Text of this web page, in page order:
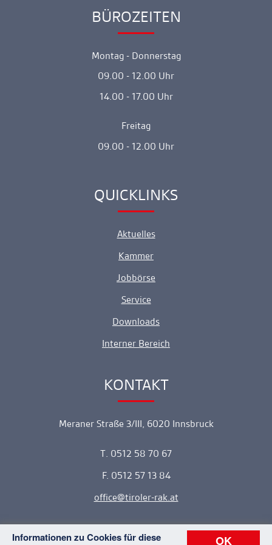
OK
Informationen zu Cookies für diese
Ankerlink
BÜROZEITEN
Montag - Donnerstag
09.00 - 12.00 Uhr
14.00 - 17.00 Uhr
Freitag
09.00 - 12.00 Uhr
Ankerlink
QUICKLINKS
Aktuelles
Kammer
Jobbörse
Service
Downloads
Interner Bereich
Ankerlink
KONTAKT
Meraner Straße 3/III, 6020 Innsbruck
T. 0512 58 70 67
F. 0512 57 13 84
office
tiroler-rak.at